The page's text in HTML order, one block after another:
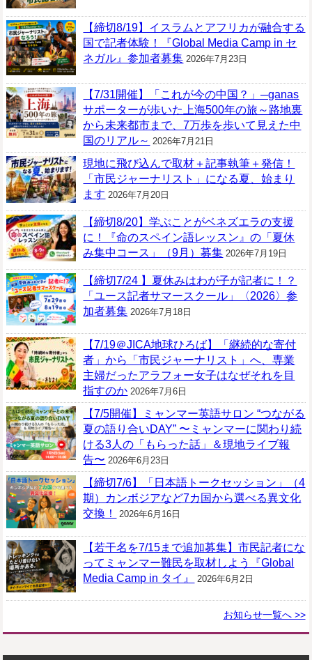
【締切8/19】イスラムとアフリカが融合する
国で記者体験！『Global Media Camp in セ
ネガル』参加者募集 2026年7月23日
【7/31開催】「これが今の中国？」─ganas
サポーターが歩いた上海500年の旅～路地裏
から未来都市まで、7万歩を歩いて見えた中
国のリアル～ 2026年7月21日
現地に飛び込んで取材＋記事執筆＋発信！
「市民ジャーナリスト」になる夏、始まり
ます 2026年7月20日
【締切8/20】学ぶことがベネズエラの支援
に！『命のスペイン語レッスン』の「夏休
み集中コース」（9月）募集 2026年7月19日
【締切7/24 】夏休みはわが子が記者に！？
「ユース記者サマースクール」〈2026〉参
加者募集 2026年7月18日
【7/19＠JICA地球ひろば】「継続的な寄付
者」から「市民ジャーナリスト」へ、専業
主婦だったアラフォー女子はなぜそれを目
指すのか 2026年7月6日
【7/5開催】ミャンマー英語サロン “つながる
夏の語り合いDAY” 〜ミャンマーに関わり続
ける3人の「もらった話」＆現地ライブ報
告〜 2026年6月23日
【締切7/6】「日本語トークセッション」（4
期）カンボジアなど7カ国から選べる異文化
交換！
2026年6月16日
【若干名を7/15まで追加募集】市民記者にな
ってミャンマー難民を取材しよう『Global
Media Camp in タイ』
2026年6月2日
お知らせ一覧へ >>